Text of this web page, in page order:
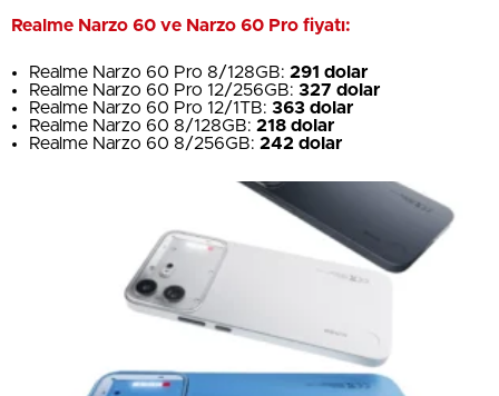
Realme Narzo 60 ve Narzo 60 Pro fiyatı:
Realme Narzo 60 Pro 8/128GB: 291 dolar
Realme Narzo 60 Pro 12/256GB: 327 dolar
Realme Narzo 60 Pro 12/1TB: 363 dolar
Realme Narzo 60 8/128GB: 218 dolar
Realme Narzo 60 8/256GB: 242 dolar